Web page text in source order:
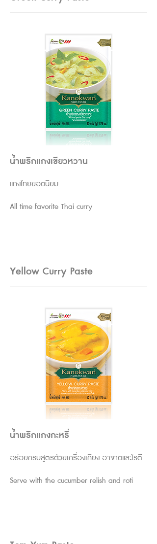
น้ำพริกแกงเขียวหวาน
แกงไทยยอดนิยม
All time favorite Thai curry
Yellow Curry Paste
น้ำพริกแกงกะหรี่
อร่อยครบสูตรด้วยเครื่องเคียง อาจาดและโรตี
Serve with the cucumber relish and roti